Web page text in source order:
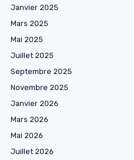
Janvier 2025
Mars 2025
Mai 2025
Juillet 2025
Septembre 2025
Novembre 2025
Janvier 2026
Mars 2026
Mai 2026
Juillet 2026